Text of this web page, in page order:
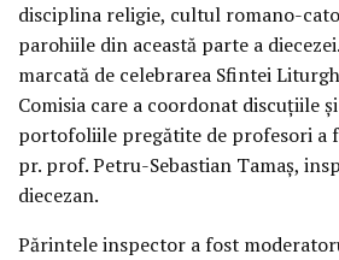
disciplina religie, cultul romano-
parohiile din această parte a
marcată de celebrarea Sfintei
Comisia care a coordonat discuțiile
portofoliile pregătite de profesori a
pr. prof. Petru-Sebastian Tamaș,
diecezan.
Părintele inspector a fost